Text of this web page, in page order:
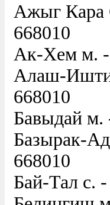
Ажыг Кара
668010
Ак-Хем м. -
Алаш-
668010
Бавыдай м.
Базырак-
668010
Бай-Тал с.